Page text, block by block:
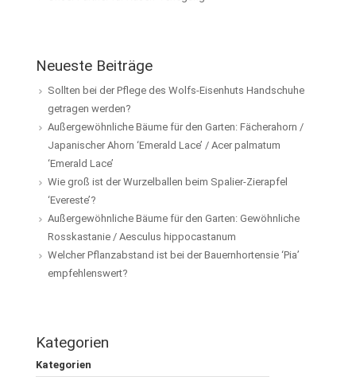
Neueste Beiträge
Sollten bei der Pflege des Wolfs-Eisenhuts Handschuhe
getragen werden?
Außergewöhnliche Bäume für den Garten: Fächerahorn /
Japanischer Ahorn ‘Emerald Lace’ / Acer palmatum
‘Emerald Lace’
Wie groß ist der Wurzelballen beim Spalier-Zierapfel
‘Evereste’?
Außergewöhnliche Bäume für den Garten: Gewöhnliche
Rosskastanie / Aesculus hippocastanum
Welcher Pflanzabstand ist bei der Bauernhortensie ‘Pia’
empfehlenswert?
Kategorien
Kategorien